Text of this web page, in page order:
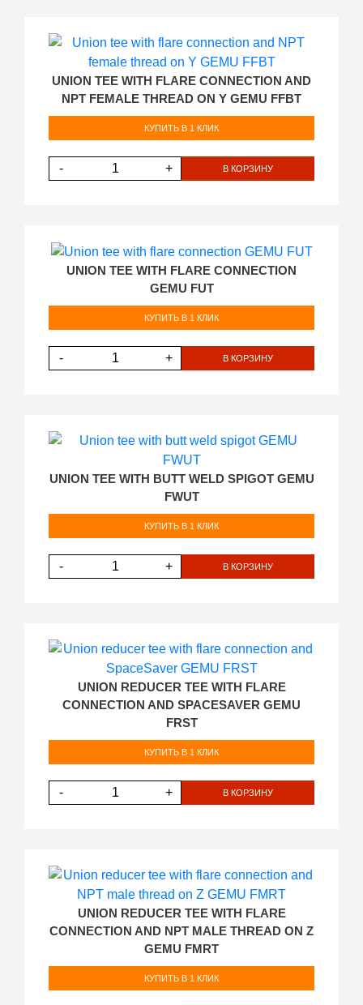
UNION TEE WITH FLARE CONNECTION AND
NPT FEMALE THREAD ON Y GEMU FFBT
КУПИТЬ В 1 КЛИК
- + В КОРЗИНУ
UNION TEE WITH FLARE CONNECTION
GEMU FUT
КУПИТЬ В 1 КЛИК
- + В КОРЗИНУ
UNION TEE WITH BUTT WELD SPIGOT GEMU
FWUT
КУПИТЬ В 1 КЛИК
- + В КОРЗИНУ
UNION REDUCER TEE WITH FLARE
CONNECTION AND SPACESAVER GEMU
FRST
КУПИТЬ В 1 КЛИК
- + В КОРЗИНУ
UNION REDUCER TEE WITH FLARE
CONNECTION AND NPT MALE THREAD ON Z
GEMU FMRT
КУПИТЬ В 1 КЛИК